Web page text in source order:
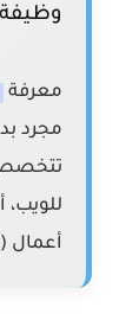
معرفة
مجرد
أعمال (Portfolio) يثبت مهاراتك.